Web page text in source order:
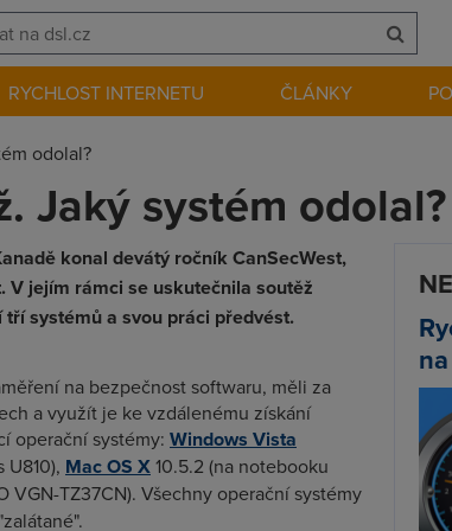
RYCHLOST INTERNETU ČLÁNKY
odolal?
Jaký systém odolal?
konal devátý ročník CanSecWest,
jejím rámci se uskutečnila soutěž
systémů a svou práci předvést.
na bezpečnost softwaru, měli za
a využít je ke vzdálenému získání
operační systémy: Windows Vista
Mac OS X10.5.2 (na notebooku
VGN-TZ37CN). Všechny operační systémy